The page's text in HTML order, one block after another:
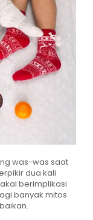
was-was saat
dua kali
berimplikasi
banyak mitos